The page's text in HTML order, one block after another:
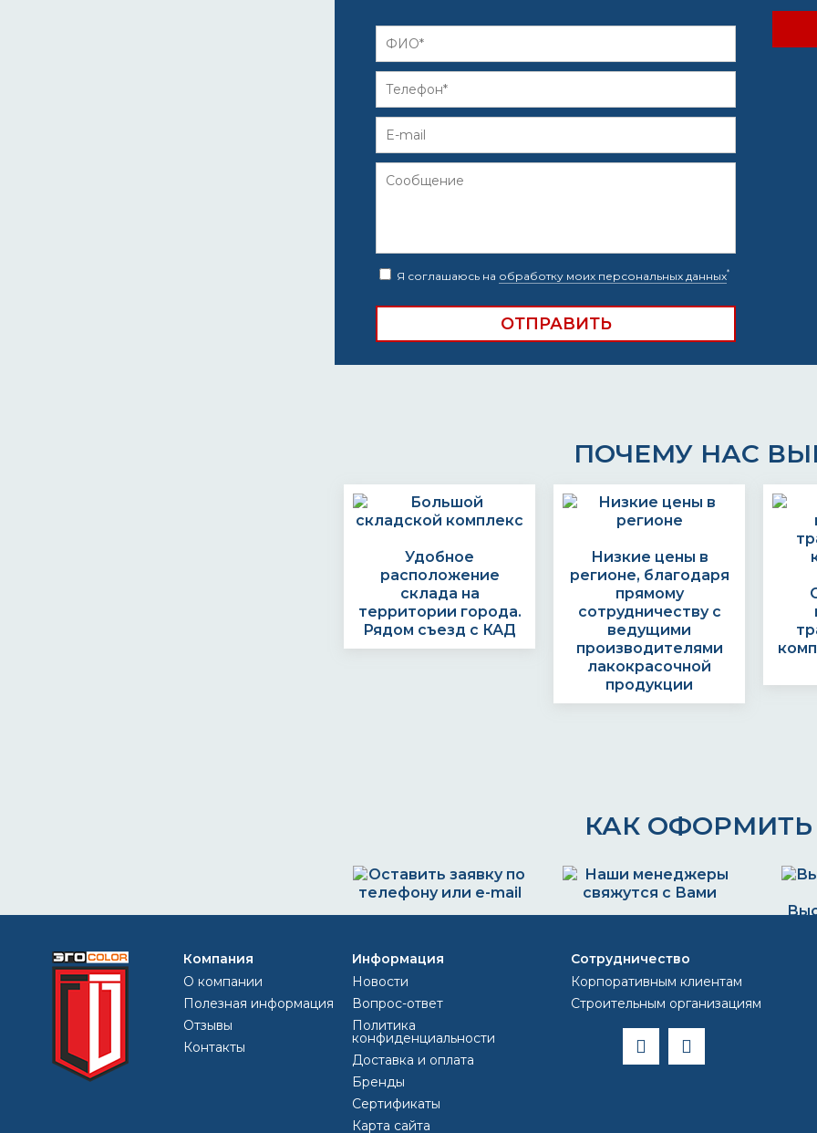
Я соглашаюсь на обработку моих персональных данных*
ПОЧЕМУ НАС
Удобное
расположение
склада на
территории города.
Рядом съезд с КАД
Низкие цены в
регионе, благодаря
прямому
сотрудничеству с
ведущими
производителями
лакокрасочной
продукции
КАК ОФОРМИТЬ
+7 (812) 493 44 47
egocolor@inbox.ru
обоговорят детали
заказа
Компания
О компании
Полезная информация
Отзывы
Контакты
Информация
Новости
Вопрос-ответ
Политика
конфиденциальности
Доставка и оплата
Бренды
Сертификаты
Карта сайта
Сотрудничество
Корпоративным клиентам
Строительным организациям